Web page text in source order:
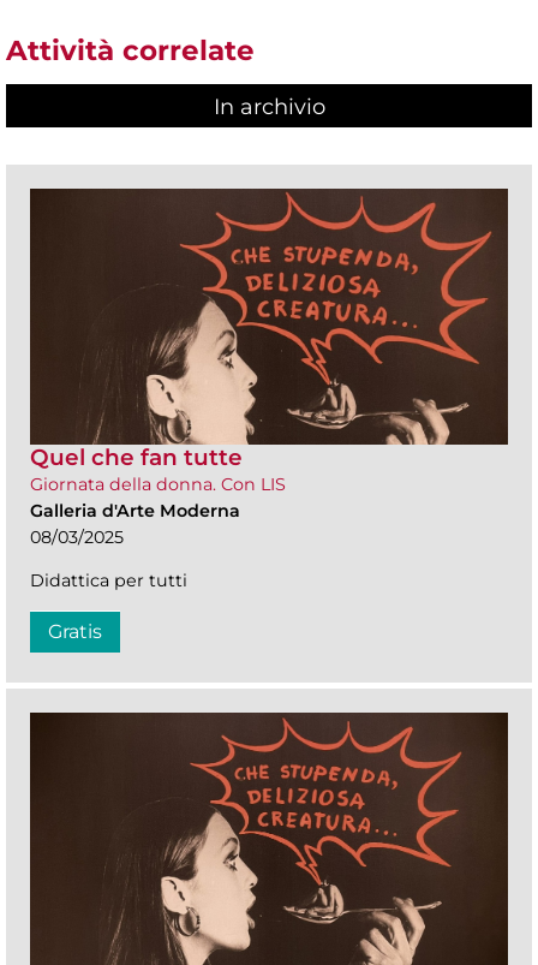
Attività correlate
In archivio
Quel che fan tutte
Giornata della donna. Con LIS
Galleria d'Arte Moderna
08/03/2025
Didattica per tutti
Gratis